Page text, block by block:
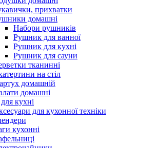
прихватки
домашні
Набори рушників
Рушник для ванної
Рушник для кухні
Рушник для сауни
тканинні
на стіл
домашній
домашні
кухні
для кухонної техніки
кухонні